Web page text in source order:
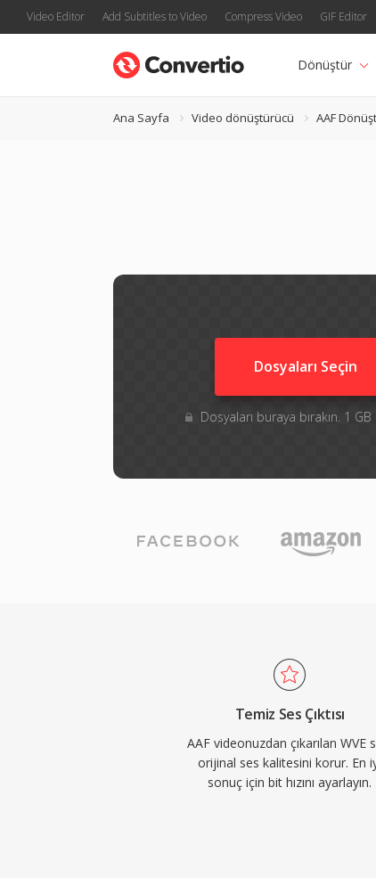
Video Editor Add Subtitles to Video Compress Video GIF Editor
Dönüştür
Ana Sayfa Video dönüştürücü AAF
Dosyaları Seçin
Dosyaları buraya bırakın. 1
Temiz Ses Çıktısı
AAF videonuzdan çıkarılan WVE
orijinal ses kalitesini korur. En
sonuç için bit hızını ayarlayın.